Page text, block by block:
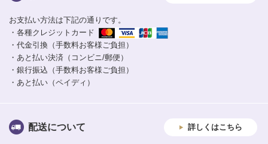
お支払い方法は下記の通りです。
・各種クレジットカード
・代金引換（手数料お客様ご負担）
・あと払い決済（コンビニ/郵便）
・銀行振込（手数料お客様ご負担）
・あと払い（ペイディ）
配送について 詳しくはこちら